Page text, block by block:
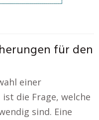
für den
einer
die Frage, welche
sind. Eine